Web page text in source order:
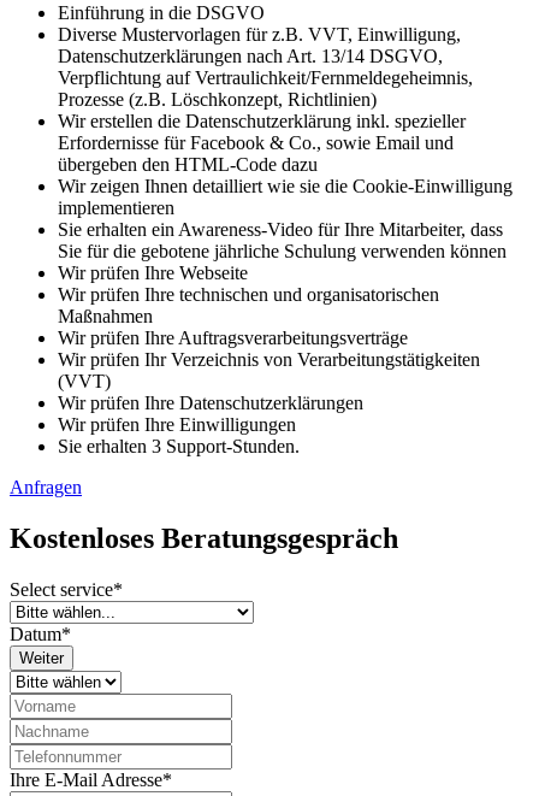
Einführung in die DSGVO
Diverse Mustervorlagen für z.B. VVT, Einwilligung,
Datenschutzerklärungen nach Art. 13/14 DSGVO,
Verpflichtung auf Vertraulichkeit/Fernmeldegeheimnis,
Prozesse (z.B. Löschkonzept, Richtlinien)
Wir erstellen die Datenschutzerklärung inkl. spezieller
Erfordernisse für Facebook & Co., sowie Email und
übergeben den HTML-Code dazu
Wir zeigen Ihnen detailliert wie sie die Cookie-Einwilligung
implementieren
Sie erhalten ein Awareness-Video für Ihre Mitarbeiter, dass
Sie für die gebotene jährliche Schulung verwenden können
Wir prüfen Ihre Webseite
Wir prüfen Ihre technischen und organisatorischen
Maßnahmen
Wir prüfen Ihre Auftragsverarbeitungsverträge
Wir prüfen Ihr Verzeichnis von Verarbeitungstätigkeiten
(VVT)
Wir prüfen Ihre Datenschutzerklärungen
Wir prüfen Ihre Einwilligungen
Sie erhalten 3 Support-Stunden.
Anfragen
Kostenloses Beratungsgespräch
Select service*
Datum*
Weiter
Ihre E-Mail Adresse*